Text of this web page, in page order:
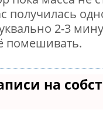
получилась
2-3
помешивать.
на